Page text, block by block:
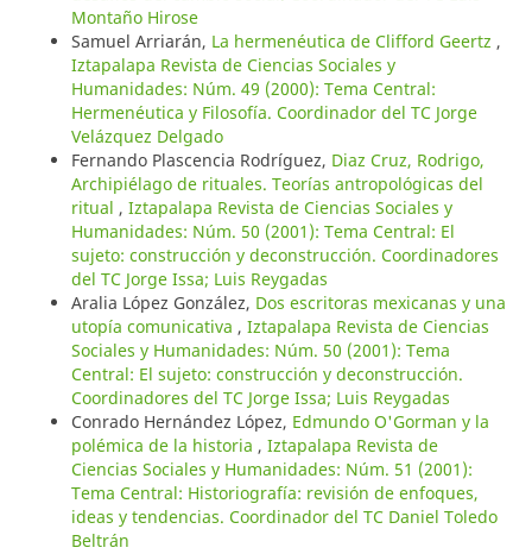
Montaño Hirose
Samuel Arriarán, La hermenéutica de Clifford Geertz ,
Iztapalapa Revista de Ciencias Sociales y
Humanidades: Núm. 49 (2000): Tema Central:
Hermenéutica y Filosofía. Coordinador del TC Jorge
Velázquez Delgado
Fernando Plascencia Rodríguez, Diaz Cruz, Rodrigo,
Archipiélago de rituales. Teorías antropológicas del
ritual , Iztapalapa Revista de Ciencias Sociales y
Humanidades: Núm. 50 (2001): Tema Central: El
sujeto: construcción y deconstrucción. Coordinadores
del TC Jorge Issa; Luis Reygadas
Aralia López González, Dos escritoras mexicanas y una
utopía comunicativa , Iztapalapa Revista de Ciencias
Sociales y Humanidades: Núm. 50 (2001): Tema
Central: El sujeto: construcción y deconstrucción.
Coordinadores del TC Jorge Issa; Luis Reygadas
Conrado Hernández López, Edmundo O'Gorman y la
polémica de la historia , Iztapalapa Revista de
Ciencias Sociales y Humanidades: Núm. 51 (2001):
Tema Central: Historiografía: revisión de enfoques,
ideas y tendencias. Coordinador del TC Daniel Toledo
Beltrán